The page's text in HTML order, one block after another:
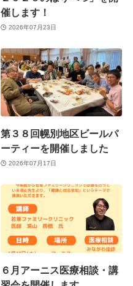
催します！
2026年07月23日
第３８回幌別地区ビールパ
ーティーを開催しました
2026年07月17日
６月アーニス医療相談・講